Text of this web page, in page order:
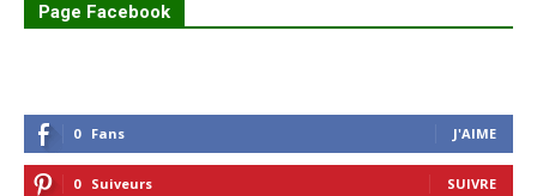
Page Facebook
0 Fans J'AIME
0 Suiveurs SUIVRE